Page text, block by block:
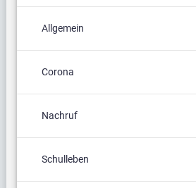
Allgemein
Corona
Nachruf
Schulleben